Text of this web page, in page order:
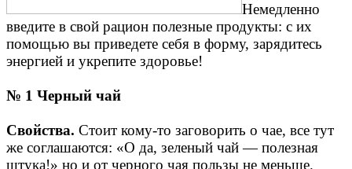
Немедленно
введите в свой рацион полезные продукты: с их
помощью вы приведете себя в форму, зарядитесь
энергией и укрепите здоровье!
№ 1 Черный чай
Свойства. Стоит кому-то заговорить о чае, все тут
же соглашаются: «О да, зеленый чай — полезная
штука!» но и от черного чая пользы не меньше.